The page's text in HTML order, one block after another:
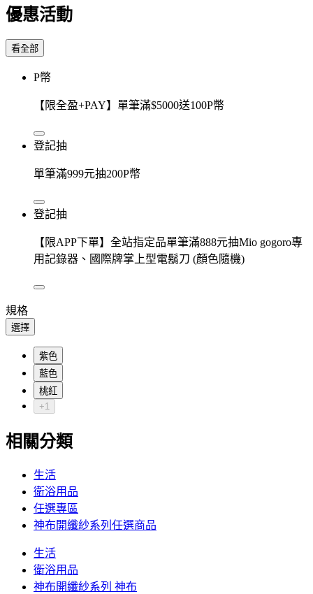
優惠活動
看全部
P幣
【限全盈+PAY】單筆滿$5000送100P幣
登記抽
單筆滿999元抽200P幣
登記抽
【限APP下單】全站指定品單筆滿888元抽Mio gogoro專
用記錄器、國際牌掌上型電鬍刀 (顏色隨機)
規格
選擇
紫色
藍色
桃紅
+1
相關分類
生活
衛浴用品
任選專區
神布開纖紗系列任選商品
生活
衛浴用品
神布開纖紗系列 神布